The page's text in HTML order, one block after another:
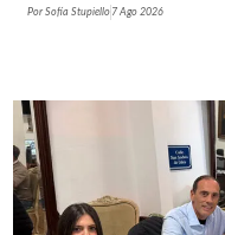
PorSofía Stupiello 7 Ago 2026